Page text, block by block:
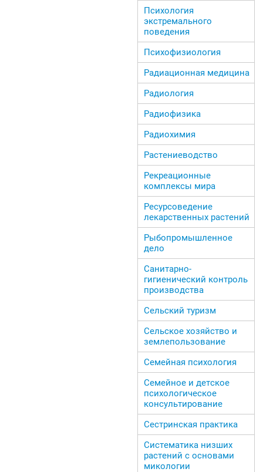
Психология
экстремального
поведения
Психофизиология
Радиационная медицина
Радиология
Радиофизика
Радиохимия
Растениеводство
Рекреационные
комплексы мира
Ресурсоведение
лекарственных растений
Рыбопромышленное
дело
Санитарно-
гигиенический контроль
производства
Сельский туризм
Сельское хозяйство и
землепользование
Семейная психология
Семейное и детское
психологическое
консультирование
Сестринская практика
Систематика низших
растений с основами
микологии